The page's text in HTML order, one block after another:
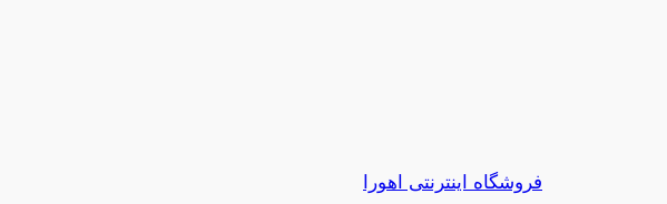
فروشگاه اینترنتی اهورا